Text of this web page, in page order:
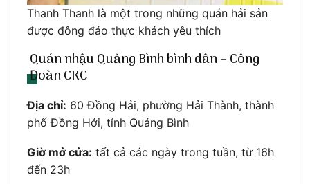
Thanh Thanh là một trong những quán hải sản
được đông đảo thực khách yêu thích
Quán nhậu Quảng Bình bình dân – Công
Đoàn CKC
Địa chỉ: 60 Đồng Hải, phường Hải Thành, thành
phố Đồng Hới, tỉnh Quảng Bình
Giờ mở cửa: tất cả các ngày trong tuần, từ 16h
đến 23h